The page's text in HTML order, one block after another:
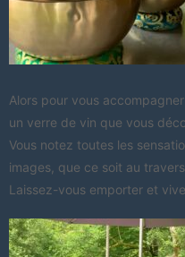
Alors pour vous
un verre de vin que vous
Vous notez toutes les
images, que ce soit au
Laissez-vous emporter et